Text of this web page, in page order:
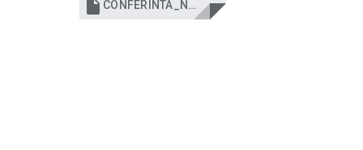
 CONFERINTA_NATIONALA_CJRAE_CLUJ modificata[1][1].doc